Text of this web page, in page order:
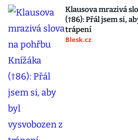
Klausova mrazivá
(†86): Přál jsem si,
trápení
Blesk.cz